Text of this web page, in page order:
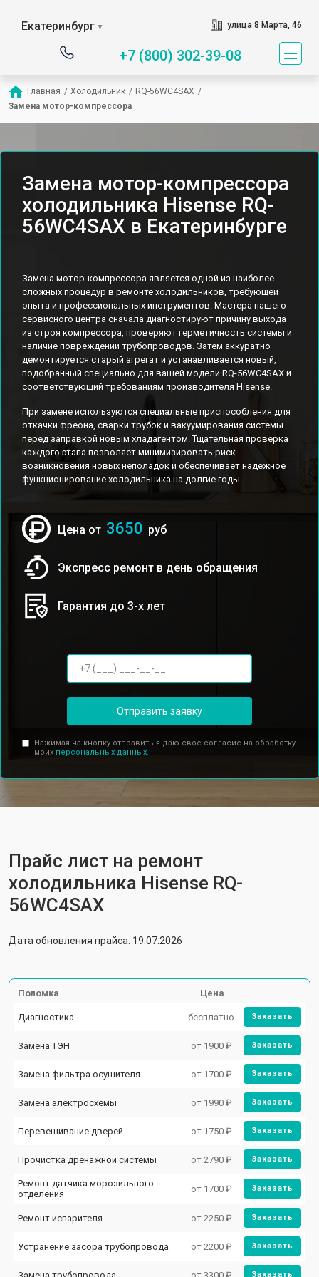
Екатеринбург ▼ улица 8 Марта, 46
+7 (800) 302-39-08
Главная / Холодильник / RQ-56WC4SAX /
Замена мотор-компрессора
Замена мотор-компрессора
холодильника Hisense RQ-
56WC4SAX в Екатеринбурге
Замена мотор-компрессора является одной из наиболее
сложных процедур в ремонте холодильников, требующей
опыта и профессиональных инструментов. Мастера нашего
сервисного центра сначала диагностируют причину выхода
из строя компрессора, проверяют герметичность системы и
наличие повреждений трубопроводов. Затем аккуратно
демонтируется старый агрегат и устанавливается новый,
подобранный специально для вашей модели RQ-56WC4SAX и
соответствующий требованиям производителя Hisense.
При замене используются специальные приспособления для
откачки фреона, сварки трубок и вакуумирования системы
перед заправкой новым хладагентом. Тщательная проверка
каждого этапа позволяет минимизировать риск
возникновения новых неполадок и обеспечивает надежное
функционирование холодильника на долгие годы.
Цена от 3650 руб
Экспресс ремонт в день обращения
Гарантия до 3-х лет
Отправить заявку
Нажимая на кнопку отправить я даю свое согласие на обработку
моих персональных данных.
Прайс лист на ремонт
холодильника Hisense RQ-
56WC4SAX
Дата обновления прайса: 19.07.2026
Поломка Цена
Диагностика бесплатно Заказать
Замена ТЭН от 1900 ₽ Заказать
Замена фильтра осушителя от 1700 ₽ Заказать
Замена электросхемы от 1990 ₽ Заказать
Перевешивание дверей от 1750 ₽ Заказать
Прочистка дренажной системы от 2790 ₽ Заказать
Ремонт датчика морозильного
отделения
от 1700 ₽ Заказать
Ремонт испарителя от 2250 ₽ Заказать
Устранение засора трубопровода от 2200 ₽ Заказать
Замена трубопровода от 3300 ₽ Заказать